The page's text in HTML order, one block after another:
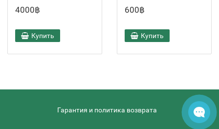
4000฿
Купить
600฿
Купить
Гарантия и политика возврата